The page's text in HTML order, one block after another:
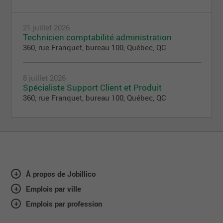
21 juillet 2026
Technicien comptabilité administration
360, rue Franquet, bureau 100, Québec, QC
8 juillet 2026
Spécialiste Support Client et Produit
360, rue Franquet, bureau 100, Québec, QC
À propos de Jobillico
Emplois par ville
Emplois par profession